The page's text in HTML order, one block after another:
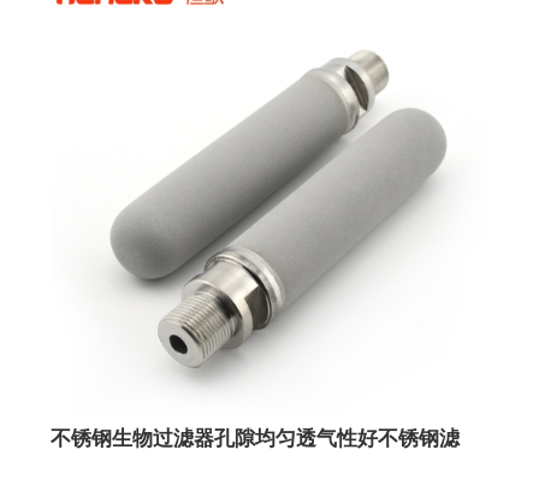
不锈钢生物过滤器孔隙均匀透气性好不锈钢滤